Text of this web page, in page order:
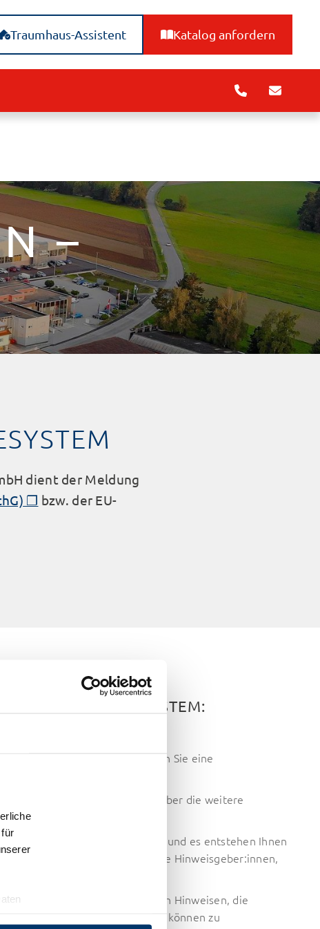
Traumhaus-Assistent Katalog anfordern
–
dient der Meldung
bzw. der EU-
INTERNEN MELDESYSTEM:
über unser Meldesystem auf.
Ihres Hinweises bekommen Sie eine
bekommen Sie Rückmeldung über die weitere
Maßnahmen.
Ihnen ausreichend Schutz zu und es entstehen Ihnen
besteht auch für anonyme Hinweisgeber:innen,
werden.
ist hingegen das Einbringen von Hinweisen, die
Wissentliche Falschmeldungen können zu